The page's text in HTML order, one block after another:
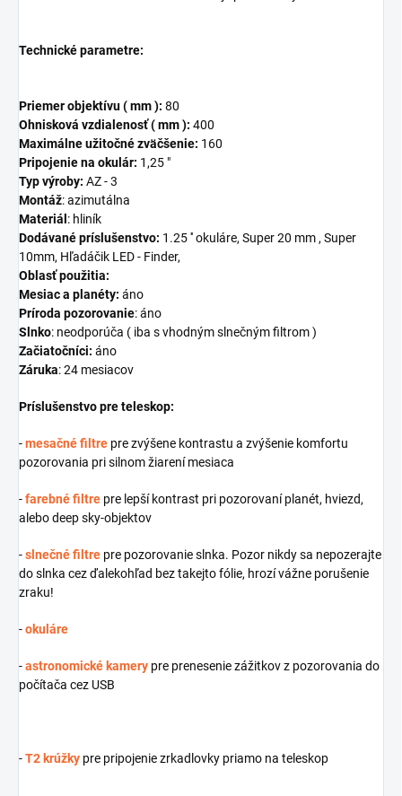
Technické parametre:
Priemer objektívu ( mm ): 80
Ohnisková vzdialenosť ( mm ): 400
Maximálneužitočné zväčšenie: 160
Pripojenie na okulár: 1,25 "
Typ výroby: AZ - 3
Montáž: azimutálna
Materiál : hliník
Dodávané príslušenstvo: 1.25 '' okuláre, Super 20 mm , Super
10mm, Hľadáčik LED - Finder,
Oblasť použitia:
Mesiac a planéty: áno
Príroda pozorovanie: áno
Slnko: neodporúča ( iba s vhodným slnečným filtrom )
Začiatočníci: áno
Záruka: 24 mesiacov
Príslušenstvo pre teleskop:
-mesačné filtre pre zvýšene kontrastu a zvýšenie komfortu
pozorovania pri silnom žiarení mesiaca
-farebné filtre pre lepší kontrast pri pozorovaní planét, hviezd,
alebo deep sky-objektov
-slnečné filtre pre pozorovanie slnka. Pozor nikdy sa nepozerajte
do slnka cez ďalekohľad bez takejto fólie, hrozí vážne porušenie
zraku!
-okuláre
-astronomické kamery pre prenesenie zážitkov z pozorovania do
počítača cez USB
-T2 krúžky pre pripojenie zrkadlovky priamo na teleskop